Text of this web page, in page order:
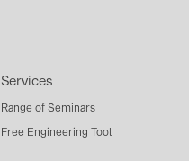
Services
Range of Seminars
Free Engineering Tool